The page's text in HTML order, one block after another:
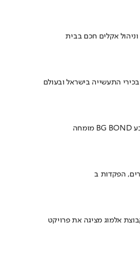
אקלים חכם בבית
התעשייה בישראל ובעולם